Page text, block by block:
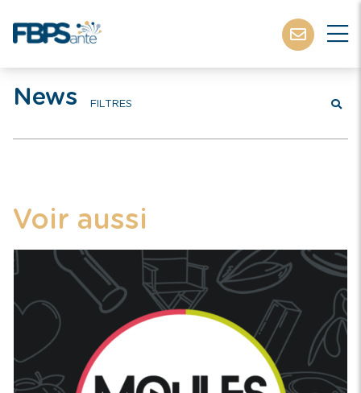
News FILTRES
Voir aussi